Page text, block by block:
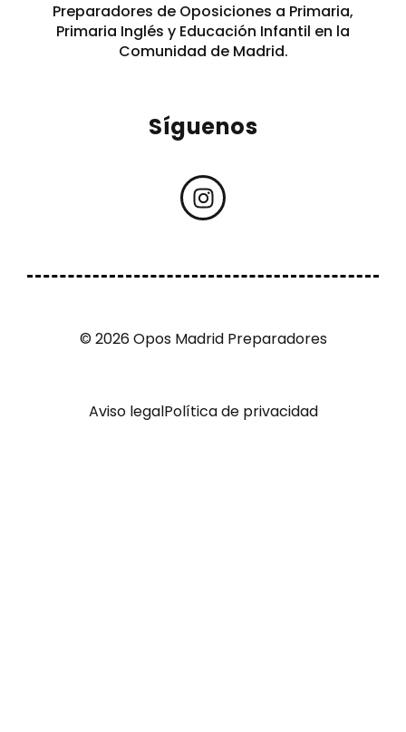
Preparadores de Oposiciones a Primaria,
Primaria Inglés y Educación Infantil en la
Comunidad de Madrid.
Síguenos
© 2026 Opos Madrid Preparadores
Aviso legalPolítica de privacidad